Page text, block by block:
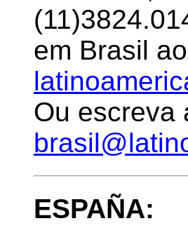
em Brasil
Ou escreva
ESPAÑA: